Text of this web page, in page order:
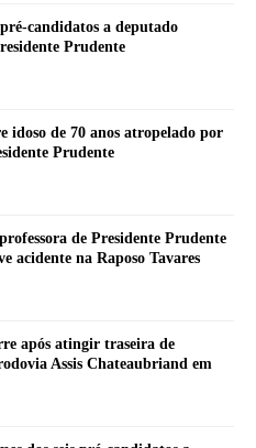
candidatos a deputado
Prudente
idoso de 70 anos atropelado por
Prudente
de Presidente Prudente
acidente na Raposo Tavares
após atingir traseira de
Assis Chateaubriand em